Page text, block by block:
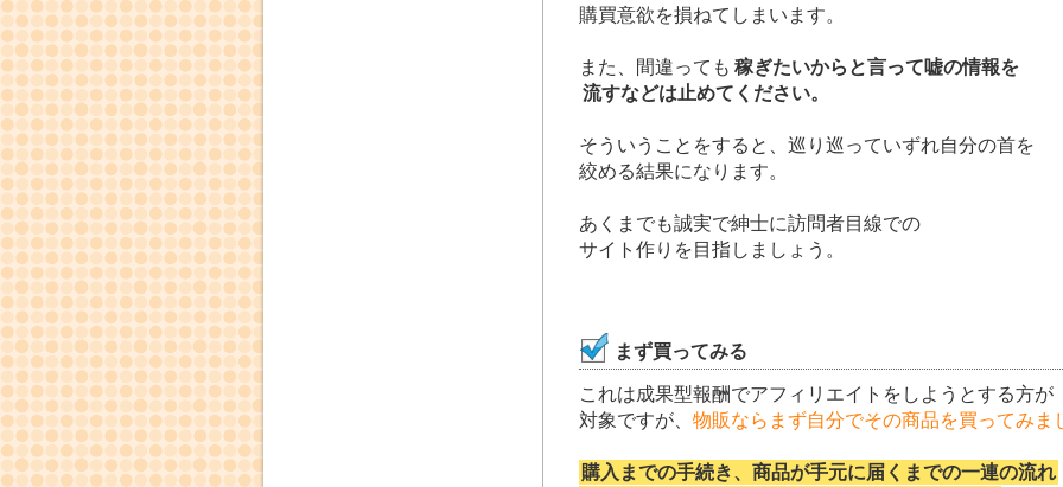
購買意欲を損ねてしまいます。
また、間違っても 稼ぎたいからと言って嘘の情報を
流すなどは止めてください。
そういうことをすると、巡り巡っていずれ自分の首を
絞める結果になります。
あくまでも誠実で紳士に訪問者目線での
サイト作りを目指しましょう。
まず買ってみる
これは成果型報酬でアフィリエイトをしようとする方が
対象ですが、 物販ならまず自分でその商品を買ってみま
購入までの手続き、商品が手元に届くまでの一連の流れ